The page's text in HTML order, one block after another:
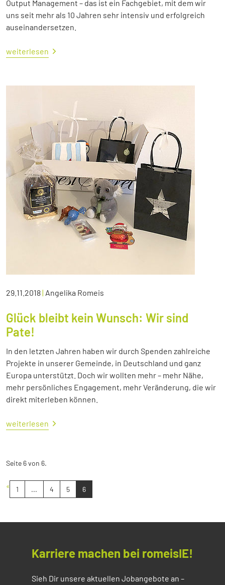
Output Management – das ist ein Fachgebiet, mit dem wir
uns seit mehr als 10 Jahren sehr intensiv und erfolgreich
auseinandersetzen.
weiterlesen
29.11.2018| Angelika Romeis
Glück bleibt kein Wunsch: Wir sind
Pate!
In den letzten Jahren haben wir durch Spenden zahlreiche
Projekte in unserer Gemeinde, in Deutschland und ganz
Europa unterstützt. Doch wir wollten mehr – mehr Nähe,
mehr persönliches Engagement, mehr Veränderung, die wir
direkt miterleben können.
weiterlesen
Seite 6 von 6.
« 1 ... 4 5 6
Karriere machen bei romeisIE!
Sieh Dir unsere aktuellen Jobangebote an –